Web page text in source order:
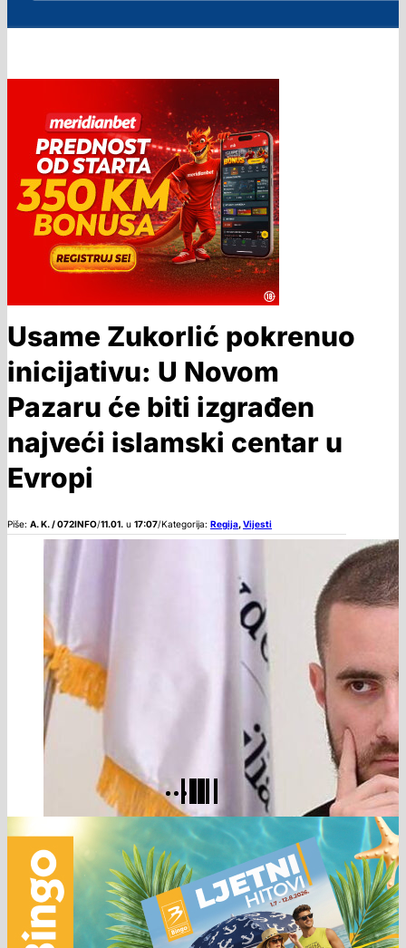
Usame Zukorlić pokrenuo
inicijativu: U Novom
Pazaru će biti izgrađen
najveći islamski centar u
Evropi
Piše: A. K. / 072INFO/11.01. u 17:07/Kategorija: Regija,Vijesti